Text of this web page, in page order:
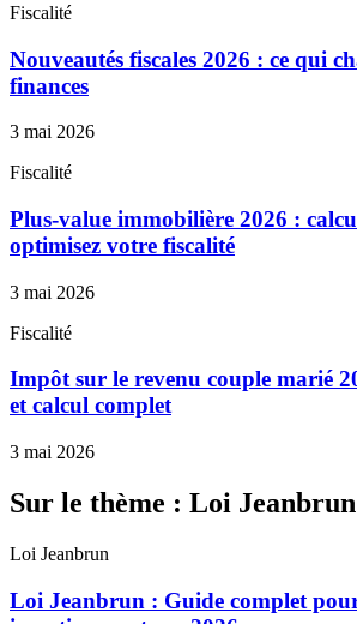
Fiscalité
Nouveautés fiscales 2026 : ce qui
finances
3 mai 2026
Fiscalité
Plus-value immobilière 2026 :
optimisez votre fiscalité
3 mai 2026
Fiscalité
Impôt sur le revenu couple marié
et calcul complet
3 mai 2026
Sur le thème : Loi Jeanbrun
Loi Jeanbrun
Loi Jeanbrun : Guide complet